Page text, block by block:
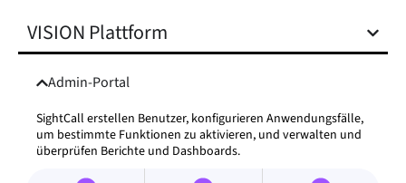
VISION Plattform
Admin-Portal
SightCall erstellen Benutzer, konfigurieren Anwendungsfälle,
um bestimmte Funktionen zu aktivieren, und verwalten und
überprüfen Berichte und Dashboards.